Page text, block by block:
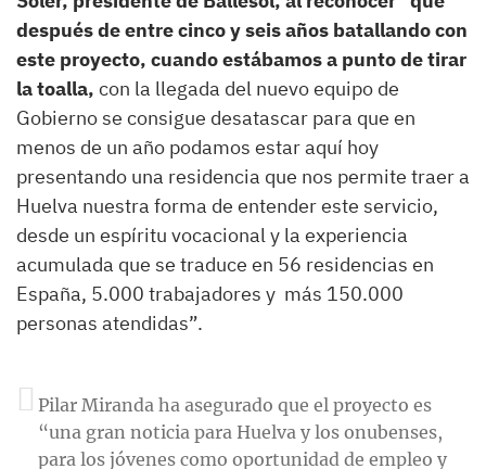
después de entre cinco y seis años batallando con
este proyecto, cuando estábamos a punto de tirar
la toalla, con la llegada del nuevo equipo de
Gobierno se consigue desatascar para que en
menos de un año podamos estar aquí hoy
presentando una residencia que nos permite traer a
Huelva nuestra forma de entender este servicio,
desde un espíritu vocacional y la experiencia
acumulada que se traduce en 56 residencias en
España, 5.000 trabajadores y más 150.000
personas atendidas”.
Pilar Miranda ha asegurado que el proyecto es
“una gran noticia para Huelva y los onubenses,
para los jóvenes como oportunidad de empleo y